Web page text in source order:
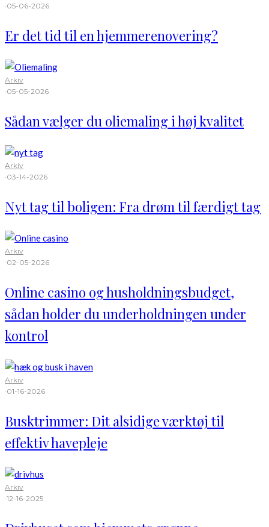
·05-06-2026
Er det tid til en hjemmerenovering?
Arkiv
·05-05-2026
Sådan vælger du oliemaling i høj kvalitet
Arkiv
·03-14-2026
Nyt tag til boligen: Fra drøm til færdigt tag
Arkiv
·02-05-2026
Online casino og husholdningsbudget,
sådan holder du underholdningen under
kontrol
Arkiv
·01-16-2026
Busktrimmer: Dit alsidige værktøj til
effektiv havepleje
Arkiv
·12-16-2025